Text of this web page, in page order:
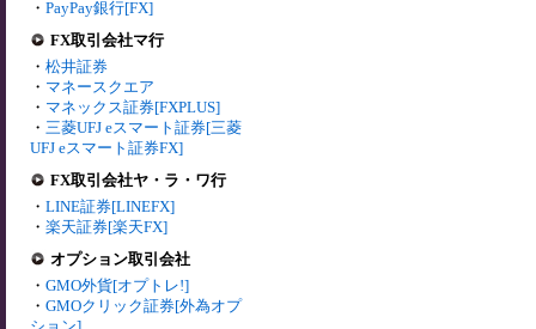
・ PayPay銀行[FX]
FX取引会社マ行
・ 松井証券
・ マネースクエア
・ マネックス証券[FXPLUS]
・ 三菱UFJ eスマート証券[三菱
UFJ eスマート証券FX]
FX取引会社ヤ・ラ・ワ行
・ LINE証券[LINEFX]
・ 楽天証券[楽天FX]
オプション取引会社
・ GMO外貨[オプトレ!]
・ GMOクリック証券[外為オプ